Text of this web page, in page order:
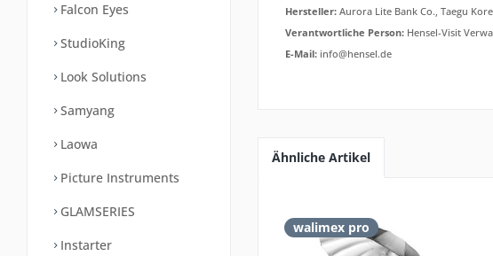
Falcon Eyes
StudioKing
Look Solutions
Samyang
Laowa
Picture Instruments
GLAMSERIES
Instarter
Hersteller: Aurora Lite Bank Co., Taegu
Verantwortliche Person: Hensel-Visit
E-Mail: info@hensel.de
Ähnliche Artikel
walimex pro